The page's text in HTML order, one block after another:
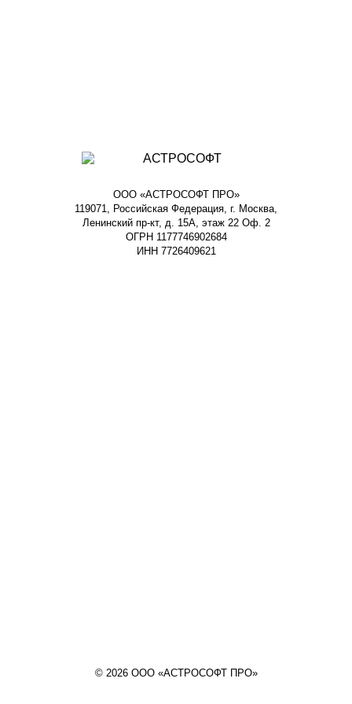
ООО «АСТРОСОФТ ПРО»
119071, Российская Федерация, г. Москва,
Ленинский пр-кт, д. 15А, этаж 22 Оф. 2
ОГРН 1177746902684
ИНН 7726409621
© 2026 ООО «АСТРОСОФТ ПРО»